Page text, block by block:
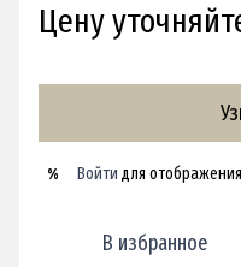
Цену
% Войти для
В избранное